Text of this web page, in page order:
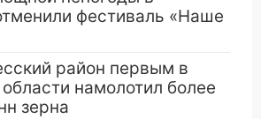
фестиваль «Наше
район первым в
намолотил более
зерна